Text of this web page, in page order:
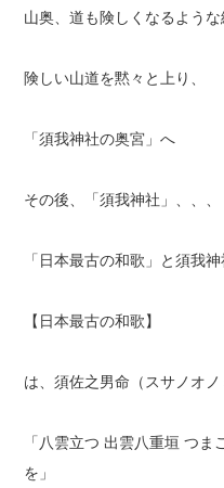
山奥、道も険しくなるような
険しい山道を黙々と上り、
「須我神社の奥宮」へ
その後、「須我神社」、、、
「日本最古の和歌」と須我神
【日本最古の和歌】
は、須佐之男命（スサノオ
「八雲立つ 出雲八重垣 つ
を」